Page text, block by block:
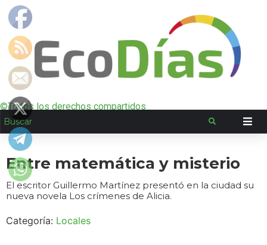
©Todos los derechos compartidos
Entre matemática y misterio
El escritor Guillermo Martínez presentó en la ciudad su
nueva novela Los crímenes de Alicia.
Categoría: Locales